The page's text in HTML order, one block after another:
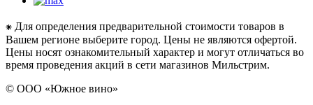
⁕ Для определения предварительной стоимости товаров в
Вашем регионе выберите город. Цены не являются офертой.
Цены носят ознакомительный характер и могут отличаться во
время проведения акций в сети магазинов Мильстрим.
© ООО «Южное вино»